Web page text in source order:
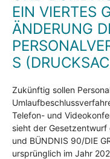
EIN VIERTES
ÄNDERUNG
S
Zukünftig sollen
Telefon- und
sieht der Gesetzentwurf
und BÜNDNIS 90/DIE
ursprünglich im Jahr